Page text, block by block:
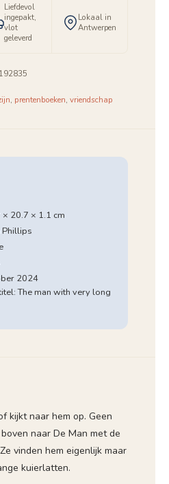
Liefdevol
ingepakt,
vlot
geleverd
Lokaal in
Antwerpen
, prentenboeken, vriendschap
20.7 × 1.1 cm
Phillips
2024
The man with very long
kijkt naar hem op. Geen
naar De Man met de
vinden hem eigen­lijk maar
kuierlatten.